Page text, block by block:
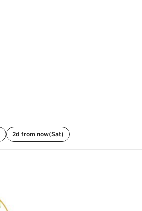
2d from now(Sat)